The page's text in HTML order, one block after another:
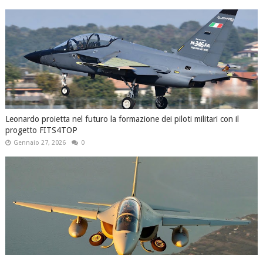
Leonardo proietta nel futuro la formazione dei piloti militari con il
progetto FITS4TOP
Gennaio 27, 2026 0